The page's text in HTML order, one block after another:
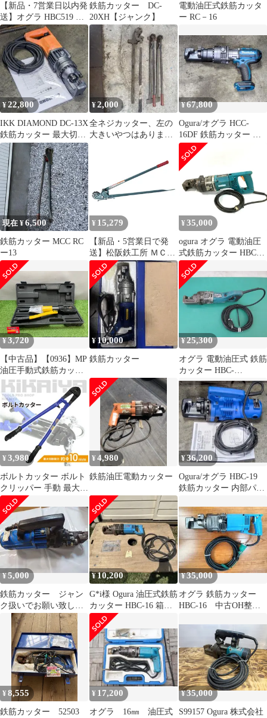
【新品・7営業日以内発
送】オグラ HBC519 電
動油圧式鉄筋カッター
【送料無料】【沖縄離
島販売不可】
鉄筋カッター DC-
20XH【ジャンク】
電動油圧式鉄筋カッタ
ー RC－16
¥22,800
IKK DIAMOND DC-13X
鉄筋カッター 最大切断
13mm 分解整備品
¥2,000
全ネジカッター、左の
大きいやつはありませ
¥67,800
Ogura/オグラ HCC-
16DF 鉄筋カッター 内
部パッキン交換 分解整
備品
現在 ¥6,500
鉄筋カッター MCC RC
ー13
¥ 15,279
【新品・5営業日で発
送】松阪鉄工所 ＭＣＣ
鉄筋カッター №０
RC-0000 213507
¥ 35,000
ogura オグラ 電動油圧
式鉄筋カッター HBC-
816 100V バーカッター
電動油圧式 電動工具 △
DW3799
¥3,720
【中古品】【0936】MP
油圧手動式鉄筋カッタ
ー HHG-22 HHG-22
ITAH01TQA0S3
¥ 10,000
鉄筋カッター
¥25,300
オグラ 電動油圧式 鉄筋
カッター HBC-
613(0607CI)7AT-1S
¥ 3,980
ボルトカッター ボルト
クリッパー 手動 最大切
断能力約φ10mm ボルト
クリッパー 鉄筋カッタ
ー レバーカッター
KIKAIYA
¥4,980
鉄筋油圧電動カッター
¥36,200
Ogura/オグラ HBC-19
鉄筋カッター 内部パッ
¥5,000
鉄筋カッター ジャン
ク扱いでお願い致しま
¥10,200
G*i様 Ogura 油圧式鉄筋
カッター HBC-16 箱付
き
¥35,000
オグラ 鉄筋カッター
HBC-16 中古OH整備
¥8,555
鉄筋カッター 52503
¥ 17,200
オグラ 16㎜ 油圧式
¥35,000
S99157 Ogura 株式会社